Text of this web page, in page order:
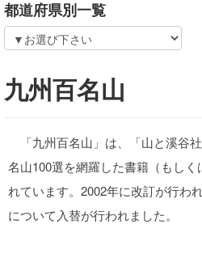
都道府県別一覧
九州百名山
「九州百名山」は、「山と溪谷
名山100選を網羅した書籍（もし
れています。2002年に改訂が行わ
について入替が行われました。